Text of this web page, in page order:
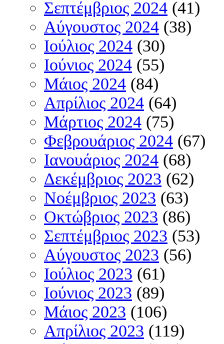
Σεπτέμβριος 2024 (41)
Αύγουστος 2024 (38)
Ιούλιος 2024 (30)
Ιούνιος 2024 (55)
Μάιος 2024 (84)
Απρίλιος 2024 (64)
Μάρτιος 2024 (75)
Φεβρουάριος 2024 (67)
Ιανουάριος 2024 (68)
Δεκέμβριος 2023 (62)
Νοέμβριος 2023 (63)
Οκτώβριος 2023 (86)
Σεπτέμβριος 2023 (53)
Αύγουστος 2023 (56)
Ιούλιος 2023 (61)
Ιούνιος 2023 (89)
Μάιος 2023 (106)
Απρίλιος 2023 (119)